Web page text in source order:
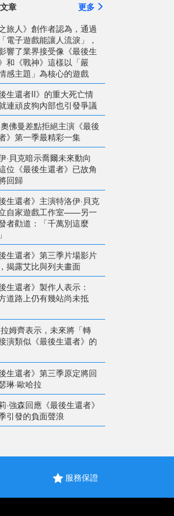
章
更多
之旅人》創作者認為，通過
電子遊戲能讓人流淚」，
響了業界接受像《最後生
和《戰神》這樣以「嚴
感主題」為核心的遊戲
後生還者II》的重大死亡情
連頑皮狗內部也引發爭議
奧佛曼差點拒絕主演《最後
》第一季最精彩一集
·貝克暗示喬爾未來動向
《最後生還者》已故角
回歸
生還者》主演特洛伊·貝克
自家遊戲工作室——另一
者勸道：「千萬別這麼
後生還者》第三季片場影片
揭露艾比與列夫畫面
生還者》製作人表示：
方道路上仍有幾站尚未抵
拉姆齊表示，未來將「轉
演類似《最後生還者》的
後生還者》第三季原定將回
琳·歐哈拉
·強森回應《最後生還者》
引發的負面聲浪
服務保證